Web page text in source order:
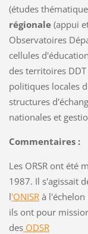
(études
régionale (appui
Observatoires
cellules
des territoires
politiques locales
structures
nationales et
Commentaires :
Les ORSR ont été
1987. Il s'agissait
l'ONISRà l'échelon
ils ont pour
desODSR